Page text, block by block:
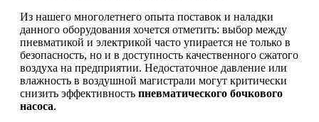
Из нашего многолетнего опыта поставок и наладки
данного оборудования хочется отметить: выбор между
пневматикой и электрикой часто упирается не только в
безопасность, но и в доступность качественного сжатого
воздуха на предприятии. Недостаточное давление или
влажность в воздушной магистрали могут критически
снизить эффективность пневматического бочкового
насоса.